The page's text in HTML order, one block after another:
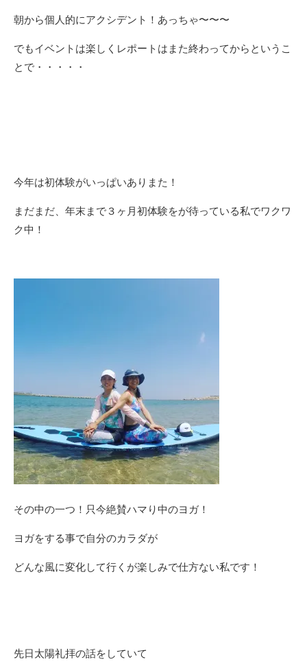
朝から個人的にアクシデント！あっちゃ〜〜〜
でもイベントは楽しくレポートはまた終わってからというこ
とで・・・・・
今年は初体験がいっぱいありまた！
まだまだ、年末まで３ヶ月初体験をが待っている私でワクワ
ク中！
その中の一つ！只今絶賛ハマり中のヨガ！
ヨガをする事で自分のカラダが
どんな風に変化して行くが楽しみで仕方ない私です！
先日太陽礼拝の話をしていて